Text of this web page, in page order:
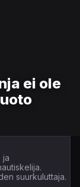
ei ole
ja
suurkuluttaja.